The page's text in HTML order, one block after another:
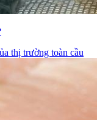
thị trường toàn cầu